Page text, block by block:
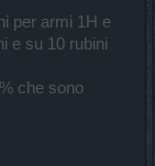
per armi 1H e
e su 10 rubini
che sono